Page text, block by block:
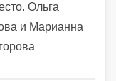
Ольга
и Марианна